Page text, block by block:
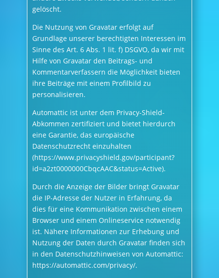
gelöscht.
Die Nutzung von Gravatar erfolgt auf
Grundlage unserer berechtigten Interessen im
Sinne des Art. 6 Abs. 1 lit. f) DSGVO, da wir mit
Hilfe von Gravatar den Beitrags- und
Kommentarverfassern die Möglichkeit bieten
ihre Beiträge mit einem Profilbild zu
personalisieren.
Automattic ist unter dem Privacy-Shield-
Abkommen zertifiziert und bietet hierdurch
eine Garantie, das europäische
Datenschutzrecht einzuhalten
(https://www.privacyshield.gov/participant?
id=a2zt0000000CbqcAAC&status=Active).
Durch die Anzeige der Bilder bringt Gravatar
die IP-Adresse der Nutzer in Erfahrung, da
dies für eine Kommunikation zwischen einem
Browser und einem Onlineservice notwendig
ist. Nähere Informationen zur Erhebung und
Nutzung der Daten durch Gravatar finden sich
in den Datenschutzhinweisen von Automattic:
https://automattic.com/privacy/.